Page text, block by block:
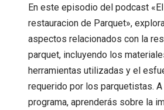
En este episodio del podcast
restauracion de Parquet»,
aspectos relacionados con la
parquet, incluyendo los
herramientas utilizadas y el
requerido por los parquetistas. A
programa, aprenderás sobre la